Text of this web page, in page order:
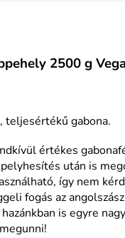
2500 g
teljesértékű gabona.
értékes
után is
így nem
fogás az
is egyre